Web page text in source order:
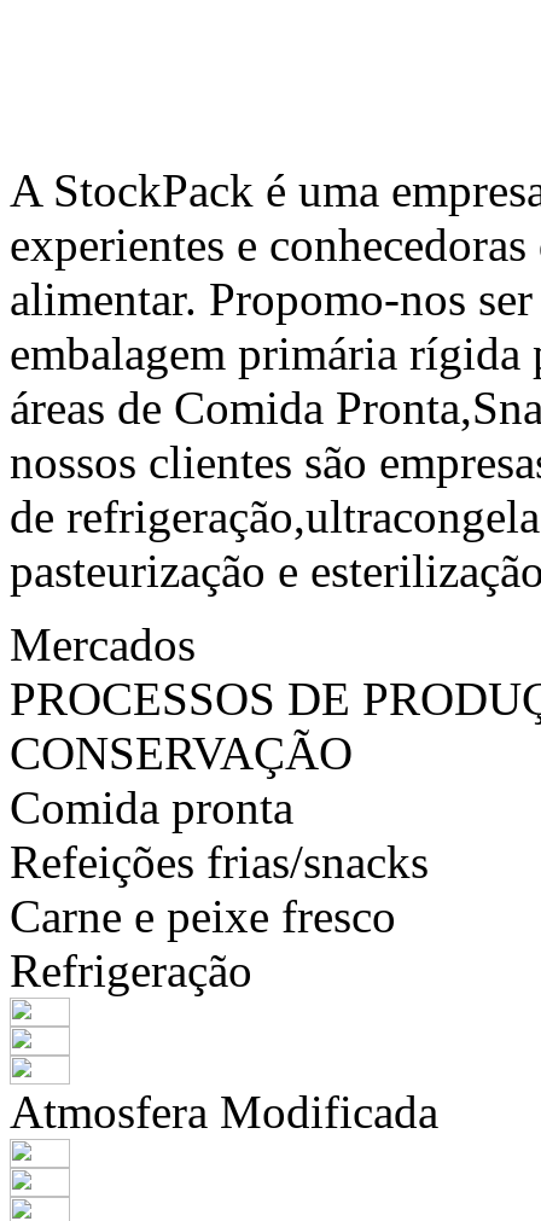
A StockPack é uma
experientes e
alimentar. Propomo-nos
embalagem primária rígida
áreas de Comida
nossos clientes são
de
pasteurização e
Mercados
PROCESSOS DE
CONSERVAÇÃO
Comida pronta
Refeições frias/snacks
Carne e peixe fresco
Refrigeração
Atmosfera Modificada